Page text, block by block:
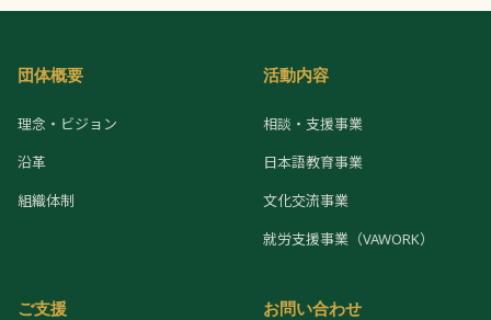
団体概要
理念・ビジョン
沿革
組織体制
活動内容
相談・支援事業
日本語教育事業
文化交流事業
就労支援事業（VAWORK）
ご支援 お問い合わせ